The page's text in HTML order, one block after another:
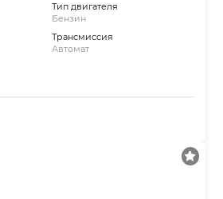
Тип двигателя
Бензин
Трансмиссия
Автомат